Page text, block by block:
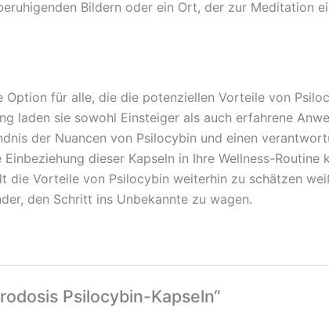
Bildern oder ein Ort, der zur Meditation
für alle, die die potenziellen Vorteile von
laden sie sowohl Einsteiger als auch erfahrene
der Nuancen von Psilocybin und einen
dieser Kapseln in Ihre Wellness-Routine
die Vorteile von Psilocybin weiterhin zu schätzen
den Schritt ins Unbekannte zu wagen.
Psilocybin-Kapseln“